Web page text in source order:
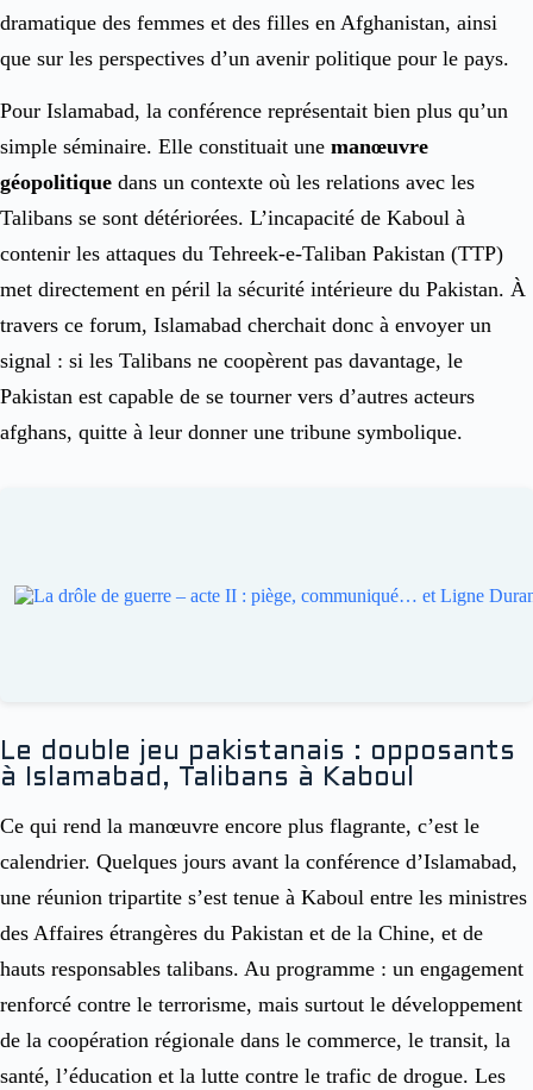
dramatique des femmes et des filles en Afghanistan, ainsi
que sur les perspectives d’un avenir politique pour le pays.
Pour Islamabad, la conférence représentait bien plus qu’un
simple séminaire. Elle constituait une manœuvre
géopolitique dans un contexte où les relations avec les
Talibans se sont détériorées. L’incapacité de Kaboul à
contenir les attaques du Tehreek-e-Taliban Pakistan (TTP)
met directement en péril la sécurité intérieure du Pakistan. À
travers ce forum, Islamabad cherchait donc à envoyer un
signal : si les Talibans ne coopèrent pas davantage, le
Pakistan est capable de se tourner vers d’autres acteurs
afghans, quitte à leur donner une tribune symbolique.
Le double jeu pakistanais : opposants
à Islamabad, Talibans à Kaboul
Ce qui rend la manœuvre encore plus flagrante, c’est le
calendrier. Quelques jours avant la conférence d’Islamabad,
une réunion tripartite s’est tenue à Kaboul entre les ministres
des Affaires étrangères du Pakistan et de la Chine, et de
hauts responsables talibans. Au programme : un engagement
renforcé contre le terrorisme, mais surtout le développement
de la coopération régionale dans le commerce, le transit, la
santé, l’éducation et la lutte contre le trafic de drogue. Les